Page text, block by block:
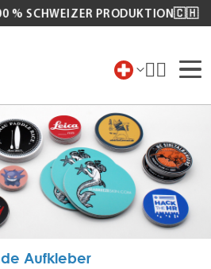
% SCHWEIZER PRODUKTION🇨🇭
Aufkleber